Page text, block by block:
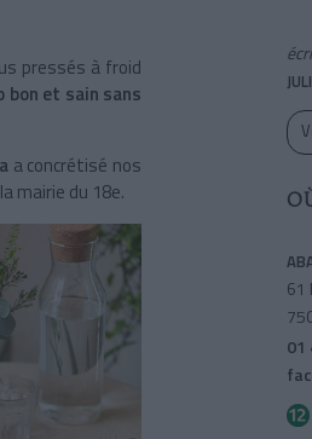
pressés à froid
bon et sain sans
a concrétisé nos
mairie du 18e.
61
01